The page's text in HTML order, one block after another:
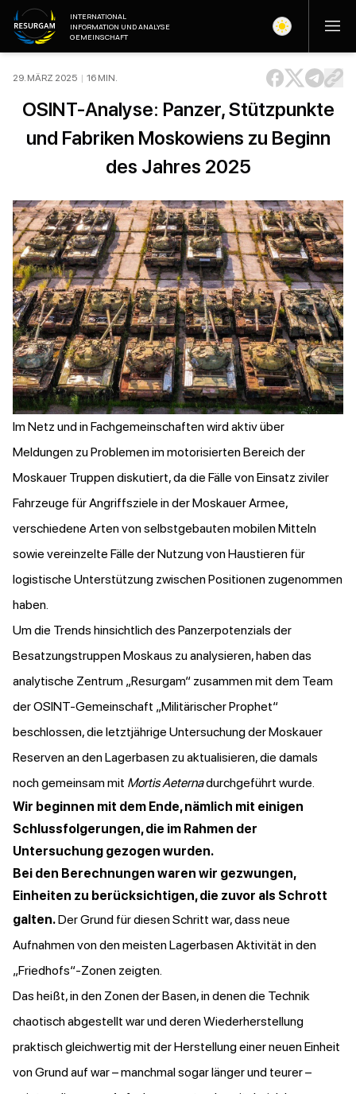
INTERNATIONAL
INFORMATION UND ANALYSE
GEMEINSCHAFT
29. MÄRZ 2025 | 16 MIN.
OSINT-Analyse: Panzer, Stützpunkte
und Fabriken Moskowiens zu Beginn
des Jahres 2025
Im Netz und in Fachgemeinschaften wird aktiv über
Meldungen zu Problemen im motorisierten Bereich der
Moskauer Truppen diskutiert, da die Fälle von Einsatz ziviler
Fahrzeuge für Angriffsziele in der Moskauer Armee,
verschiedene Arten von selbstgebauten mobilen Mitteln
sowie vereinzelte Fälle der Nutzung von Haustieren für
logistische Unterstützung zwischen Positionen zugenommen
haben.
Um die Trends hinsichtlich des Panzerpotenzials der
Besatzungstruppen Moskaus zu analysieren, haben das
analytische Zentrum „Resurgam“ zusammen mit dem Team
der OSINT-Gemeinschaft „Militärischer Prophet“
beschlossen, die letztjährige Untersuchung der Moskauer
Reserven an den Lagerbasen zu aktualisieren, die damals
noch gemeinsam mit Mortis Aeternadurchgeführt wurde.
Wir beginnen mit dem Ende, nämlich mit einigen
Schlussfolgerungen, die im Rahmen der
Untersuchung gezogen wurden.
Bei den Berechnungen waren wir gezwungen,
Einheiten zu berücksichtigen, die zuvor als Schrott
galten.Der Grund für diesen Schritt war, dass neue
Aufnahmen von den meisten Lagerbasen Aktivität in den
„Friedhofs“-Zonen zeigten.
Das heißt, in den Zonen der Basen, in denen die Technik
chaotisch abgestellt war und deren Wiederherstellung
praktisch gleichwertig mit der Herstellung einer neuen Einheit
von Grund auf war – manchmal sogar länger und teurer –